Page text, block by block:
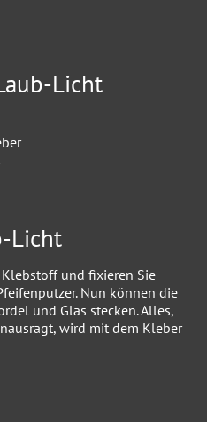
Licht
Licht
und fixieren Sie
Nun können die
und Glas stecken. Alles,
wird mit dem Kleber